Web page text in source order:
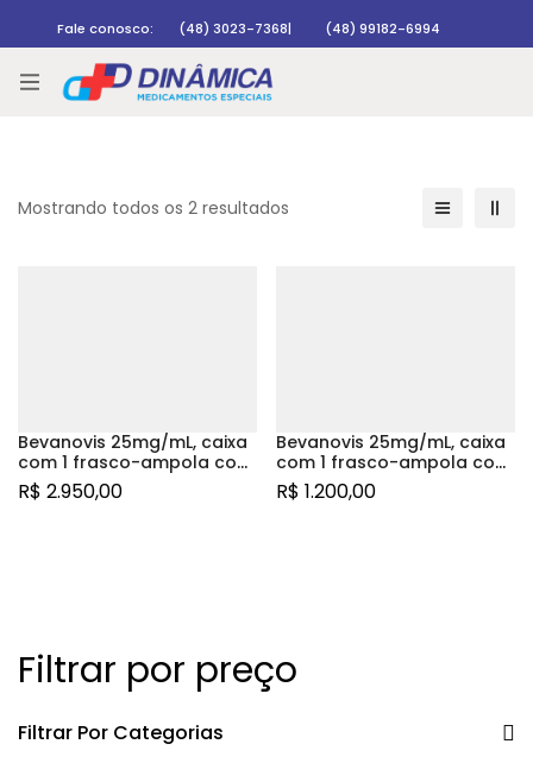
Fale conosco: (48) 3023-7368| (48) 99182-6994
Rastrear pedido
Filtrar por preço
Filtrar Por Categorias
Mostrando todos os 2 resultados
Bevanovis 25mg/mL, caixa
com 1 frasco-ampola com
16mL de solução de uso
intravenoso
R$ 2.950,00
Bevanovis 25mg/mL, caixa
com 1 frasco-ampola com
4mL de solução de uso
intravenoso
R$ 1.200,00